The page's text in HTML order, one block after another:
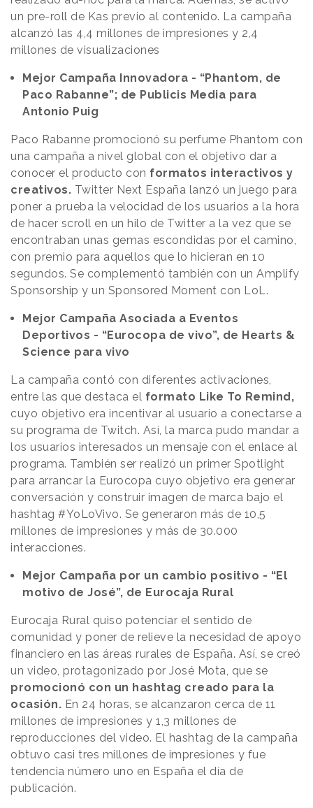
un pre-roll de Kas previo al contenido. La campaña
alcanzó las 4,4 millones de impresiones y 2,4
millones de visualizaciones
Mejor Campaña Innovadora - “Phantom, de
Paco Rabanne”; de Publicis Media para
Antonio Puig
Paco Rabanne promocionó su perfume Phantom con
una campaña a nivel global con el objetivo dar a
conocer el producto con formatos interactivos y
creativos. Twitter Next España lanzó un juego para
poner a prueba la velocidad de los usuarios a la hora
de hacer scroll en un hilo de Twitter a la vez que se
encontraban unas gemas escondidas por el camino,
con premio para aquellos que lo hicieran en 10
segundos. Se complementó también con un Amplify
Sponsorship y un Sponsored Moment con LoL.
Mejor Campaña Asociada a Eventos
Deportivos - “Eurocopa de vivo”, de Hearts &
Science para vivo
La campaña contó con diferentes activaciones,
entre las que destaca el formato Like To Remind,
cuyo objetivo era incentivar al usuario a conectarse a
su programa de Twitch. Así, la marca pudo mandar a
los usuarios interesados un mensaje con el enlace al
programa. También ser realizó un primer Spotlight
para arrancar la Eurocopa cuyo objetivo era generar
conversación y construir imagen de marca bajo el
hashtag #YoLoVivo. Se generaron más de 10,5
millones de impresiones y más de 30.000
interacciones.
Mejor Campaña por un cambio positivo - “El
motivo de José”, de Eurocaja Rural
Eurocaja Rural quiso potenciar el sentido de
comunidad y poner de relieve la necesidad de apoyo
financiero en las áreas rurales de España. Así, se creó
un video, protagonizado por José Mota, que se
promocionó con un hashtag creado para la
ocasión. En 24 horas, se alcanzaron cerca de 11
millones de impresiones y 1,3 millones de
reproducciones del video. El hashtag de la campaña
obtuvo casi tres millones de impresiones y fue
tendencia número uno en España el día de
publicación.